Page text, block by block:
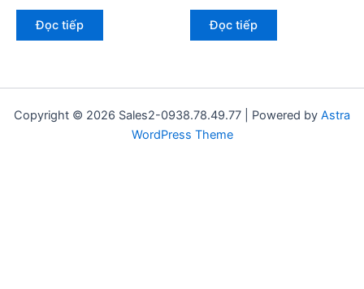
Được
xếp
hạngĐọc tiếp
Được
xếp
hạngĐọc tiếp
Copyright © 2026 Sales2-0938.78.49.77 | Powered by Astra
WordPress Theme